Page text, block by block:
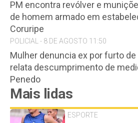
PM encontra revólver e
de homem armado em
Coruripe
POLICIAL - 8 DE AGOSTO 11:50
Mulher denuncia ex por furto
relata descumprimento de
Penedo
Mais lidas
ESPORTE